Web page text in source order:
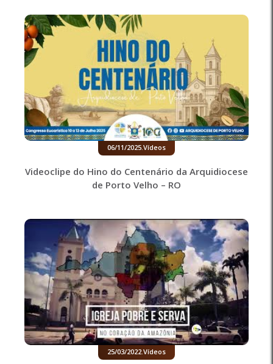
06/11/2025.Vídeos
Videoclipe do Hino do Centenário da Arquidiocese
de Porto Velho – RO
25/03/2022.Vídeos